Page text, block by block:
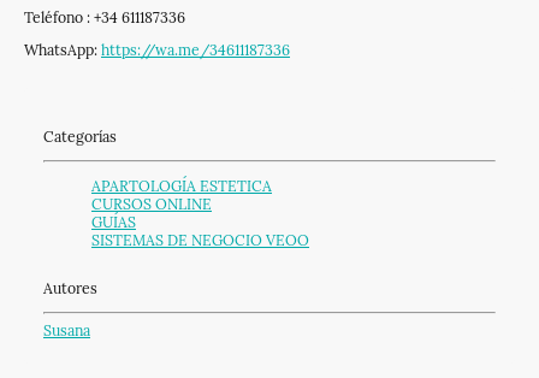
Teléfono : +34 611187336
WhatsApp: https://wa.me/34611187336
Categorías
APARTOLOGÍA ESTETICA
CURSOS ONLINE
GUÍAS
SISTEMAS DE NEGOCIO VEOO
Autores
Susana